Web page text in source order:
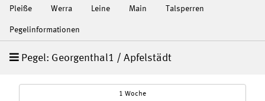
Pleiße Werra Leine Main Talsperren
Pegelinformationen
Pegel: Georgenthal1 / Apfelstädt
1 Woche